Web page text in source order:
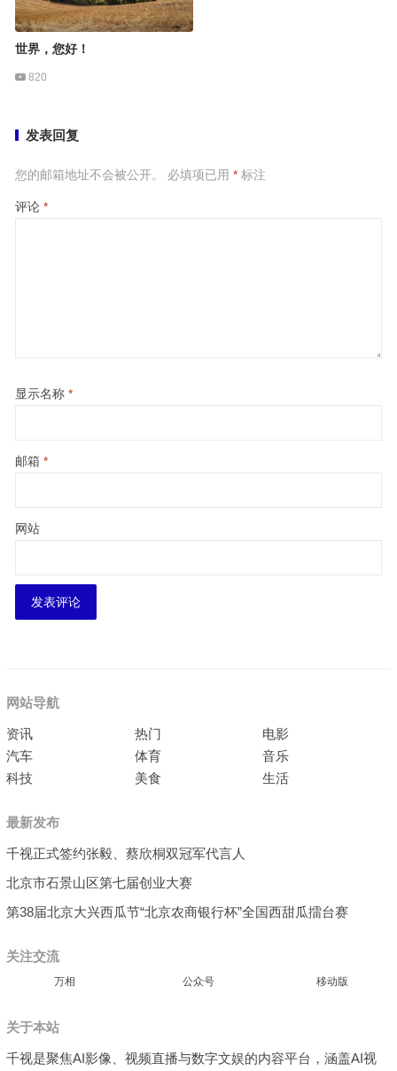
世界，您好！
820
发表回复
您的邮箱地址不会被公开。 必填项已用 *标注
评论 *
显示名称 *
邮箱 *
网站
网站导航
资讯 热门
电影
汽车
体育
音乐
科技
美食 生活
最新发布
千视正式签约张毅、蔡欣桐双冠军代言人
北京市石景山区第七届创业大赛
第38届北京大兴西瓜节“北京农商银行杯”全国西甜瓜擂台赛
关注交流
万相 公众号 移动版
关于本站
千视是聚焦AI影像、视频直播与数字文娱的内容平台，涵盖AI视